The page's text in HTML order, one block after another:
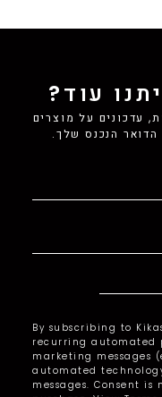
עוד?
עדכונים על מוצרים
הנכנס שלך.
By subscribing to
recurring automated
marketing messages
automated
messages. Consent